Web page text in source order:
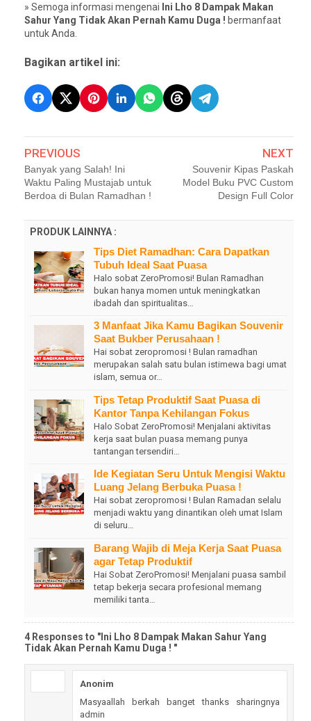
» Semoga informasi mengenai Ini Lho 8 Dampak Makan
Sahur Yang Tidak Akan Pernah Kamu Duga ! bermanfaat
untuk Anda.
Bagikan artikel ini:
PREVIOUS
Banyak yang Salah! Ini
Waktu Paling Mustajab untuk
Berdoa di Bulan Ramadhan !
NEXT
Souvenir Kipas Paskah
Model Buku PVC Custom
Design Full Color
PRODUK LAINNYA :
Tips Diet Ramadhan: Cara Dapatkan
Tubuh Ideal Saat Puasa
Halo sobat ZeroPromosi! Bulan Ramadhan
bukan hanya momen untuk meningkatkan
ibadah dan spiritualitas…
3 Manfaat Jika Kamu Bagikan Souvenir
Saat Bukber Perusahaan !
Hai sobat zeropromosi ! Bulan ramadhan
merupakan salah satu bulan istimewa bagi umat
islam, semua or…
Tips Tetap Produktif Saat Puasa di
Kantor Tanpa Kehilangan Fokus
Halo Sobat ZeroPromosi! Menjalani aktivitas
kerja saat bulan puasa memang punya
tantangan tersendiri…
Ide Kegiatan Seru Untuk Mengisi Waktu
Luang Jelang Berbuka Puasa !
Hai sobat zeropromosi ! Bulan Ramadan selalu
menjadi waktu yang dinantikan oleh umat Islam
di seluru…
Barang Wajib di Meja Kerja Saat Puasa
agar Tetap Produktif
Hai Sobat ZeroPromosi! Menjalani puasa sambil
tetap bekerja secara profesional memang
memiliki tanta…
4 Responses to "Ini Lho 8 Dampak Makan Sahur Yang
Tidak Akan Pernah Kamu Duga ! "
Anonim
Masyaallah berkah banget thanks sharingnya
admin